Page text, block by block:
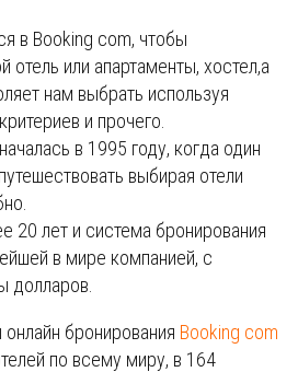
в Booking com, чтобы
отель или апартаменты, хостел,а
нам выбрать используя
и прочего.
в 1995 году, когда один
выбирая отели
20 лет и система бронирования
в мире компанией, с
долларов.
бронирования Booking com
по всему миру, в 164